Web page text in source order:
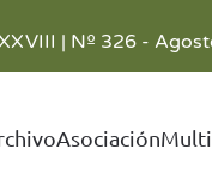
| Nº 326 -
Asociación